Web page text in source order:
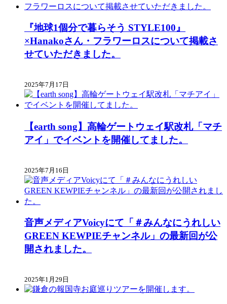
『地球1個分で暮らそう STYLE100』
×Hanakoさん・フラワーロスについて掲載さ
せていただきました。
2025年7月17日
【earth song】高輪ゲートウェイ駅改札「マチ
アイ」でイベントを開催してました。
2025年7月16日
音声メディアVoicyにて「＃みんなにうれしい
GREEN KEWPIEチャンネル」の最新回が公
開されました。
2025年1月29日